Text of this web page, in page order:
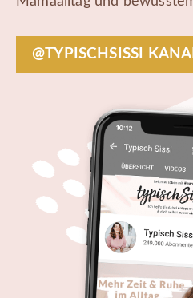
@TYPISCHSISSI